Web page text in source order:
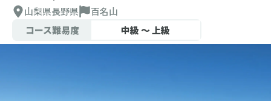
山梨県長野県
百名山
コース難易度
中級 〜 上級